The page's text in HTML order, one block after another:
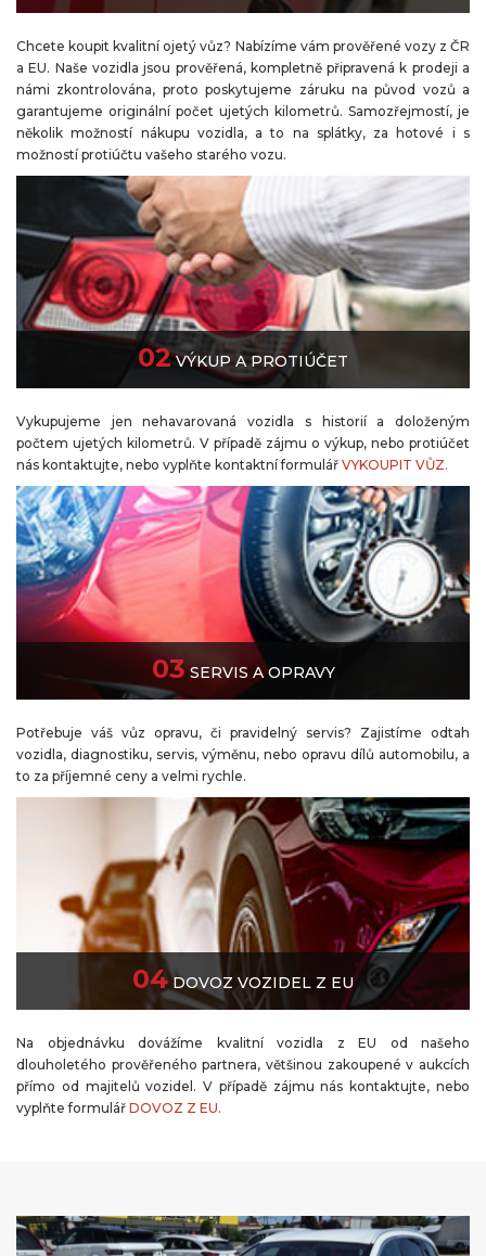
Chcete koupit kvalitní ojetý vůz? Nabízíme vám prověřené vozy z ČR
a EU. Naše vozidla jsou prověřená, kompletně připravená k prodeji a
námi zkontrolována, proto poskytujeme záruku na původ vozů a
garantujeme originální počet ujetých kilometrů. Samozřejmostí, je
několik možností nákupu vozidla, a to na splátky, za hotové i s
možností protiúčtu vašeho starého vozu.
02 VÝKUP A PROTIÚČET
Vykupujeme jen nehavarovaná vozidla s historií a doloženým
počtem ujetých kilometrů. V případě zájmu o výkup, nebo protiúčet
nás kontaktujte, nebo vyplňte kontaktní formulář VYKOUPIT VŮZ.
03 SERVIS A OPRAVY
Potřebuje váš vůz opravu, či pravidelný servis? Zajistíme odtah
vozidla, diagnostiku, servis, výměnu, nebo opravu dílů automobilu, a
to za příjemné ceny a velmi rychle.
04 DOVOZ VOZIDEL Z EU
Na objednávku dovážíme kvalitní vozidla z EU od našeho
dlouholetého prověřeného partnera, většinou zakoupené v aukcích
přímo od majitelů vozidel. V případě zájmu nás kontaktujte, nebo
vyplňte formulář DOVOZ Z EU.